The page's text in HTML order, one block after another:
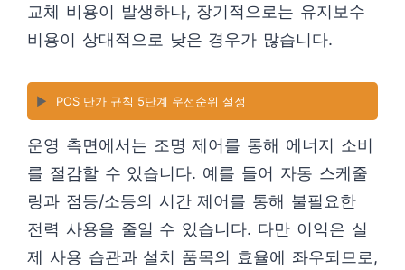
교체 비용이 발생하나, 장기적으로는 유지보수
비용이 상대적으로 낮은 경우가 많습니다.
▶️ POS 단가 규칙 5단계 우선순위 설정
운영 측면에서는 조명 제어를 통해 에너지 소비
를 절감할 수 있습니다. 예를 들어 자동 스케줄
링과 점등/소등의 시간 제어를 통해 불필요한
전력 사용을 줄일 수 있습니다. 다만 이익은 실
제 사용 습관과 설치 품목의 효율에 좌우되므로,